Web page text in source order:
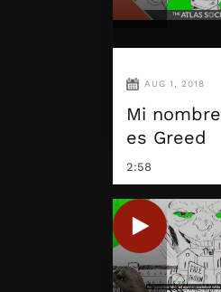
AUG 1, 2018
Mi nombre
es Greed
2:58